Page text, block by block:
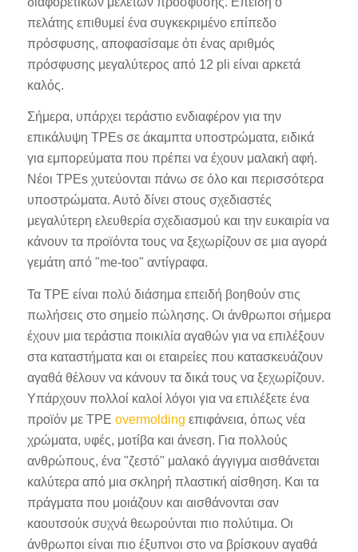
πελάτης επιθυμεί ένα συγκεκριμένο επίπεδο
πρόσφυσης, αποφασίσαμε ότι ένας αριθμός
πρόσφυσης μεγαλύτερος από 12 pli είναι αρκετά
καλός.
Σήμερα, υπάρχει τεράστιο ενδιαφέρον για την
επικάλυψη TPEs σε άκαμπτα υποστρώματα, ειδικά
για εμπορεύματα που πρέπει να έχουν μαλακή αφή.
Νέοι TPEs χυτεύονται πάνω σε όλο και περισσότερα
υποστρώματα. Αυτό δίνει στους σχεδιαστές
μεγαλύτερη ελευθερία σχεδιασμού και την ευκαιρία να
κάνουν τα προϊόντα τους να ξεχωρίζουν σε μια αγορά
γεμάτη από "me-too" αντίγραφα.
Τα TPE είναι πολύ διάσημα επειδή βοηθούν στις
πωλήσεις στο σημείο πώλησης. Οι άνθρωποι σήμερα
έχουν μια τεράστια ποικιλία αγαθών για να επιλέξουν
στα καταστήματα και οι εταιρείες που κατασκευάζουν
αγαθά θέλουν να κάνουν τα δικά τους να ξεχωρίζουν.
Υπάρχουν πολλοί καλοί λόγοι για να επιλέξετε ένα
προϊόν με TPE overmolding επιφάνεια, όπως νέα
χρώματα, υφές, μοτίβα και άνεση. Για πολλούς
ανθρώπους, ένα "ζεστό" μαλακό άγγιγμα αισθάνεται
καλύτερα από μια σκληρή πλαστική αίσθηση. Και τα
πράγματα που μοιάζουν και αισθάνονται σαν
καουτσούκ συχνά θεωρούνται πιο πολύτιμα. Οι
άνθρωποι είναι πιο έξυπνοι στο να βρίσκουν αγαθά